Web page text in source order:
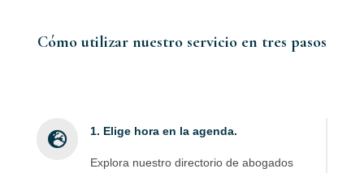
Cómo utilizar nuestro servicio en tres pasos
 1. Elige hora en la agenda.
Explora nuestro directorio de abogados